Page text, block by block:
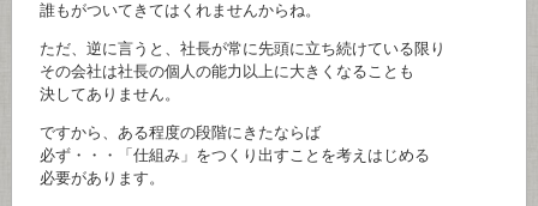
誰もがついてきてはくれませんからね。
ただ、逆に言うと、社長が常に先頭に立ち続けている限り
その会社は社長の個人の能力以上に大きくなることも
決してありません。
ですから、ある程度の段階にきたならば
必ず・・・「仕組み」をつくり出すことを考えはじめる
必要があります。